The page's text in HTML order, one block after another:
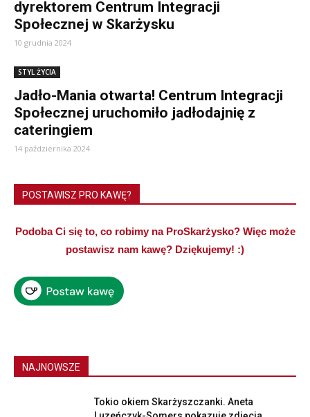
dyrektorem Centrum Integracji
Społecznej w Skarżysku
10 grudnia 2024
STYL ŻYCIA
Jadło-Mania otwarta! Centrum Integracji
Społecznej uruchomiło jadłodajnię z
cateringiem
14 października 2024
POSTAWISZ PRO KAWĘ?
Podoba Ci się to, co robimy na ProSkarżysko? Więc może
postawisz nam kawę? Dziękujemy! :)
NAJNOWSZE
Tokio okiem Skarżyszczanki. Aneta